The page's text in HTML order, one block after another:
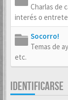
Charlas de
interés o
Socorro!
Temas de
etc.
IDENTIFICARSE